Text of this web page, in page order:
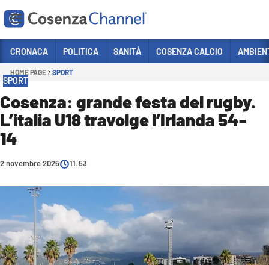
Sezioni
POLITICA
COSENZA CALCIO
ECONOMIA E LAVORO
SANITÀ
SPORT
CULTURA
CRONACA POLITICA SANITÀ COSENZA CALCIO
HOME PAGE SPORT
SPORT
Cosenza: grande festa del rugby.
L’italia U18 travolge l’Irlanda 54-
14
2 novembre 2025 11:53